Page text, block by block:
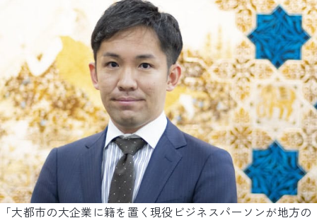
「大都市の大企業に籍を置く現役ビジネスパーソンが地方の